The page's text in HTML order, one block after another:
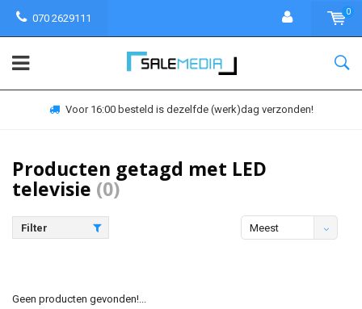
070 2629111
0
Voor 16:00 besteld is dezelfde (werk)dag verzonden!
Producten getagd met LED
televisie (0)
Filter
Meest
Geen producten gevonden!...